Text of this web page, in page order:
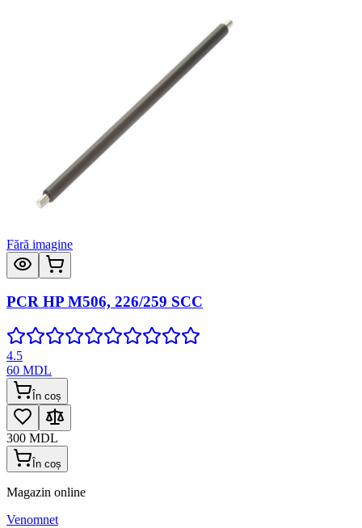
Fără imagine
PCR HP M506, 226/259 SCC
4.5
60 MDL
În coș
300 MDL
În coș
Magazin online
Venomnet